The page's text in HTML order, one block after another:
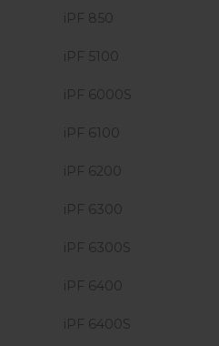
iPF 850
iPF 5100
iPF 6000S
iPF 6100
iPF 6200
iPF 6300
iPF 6300S
iPF 6400
iPF 6400S